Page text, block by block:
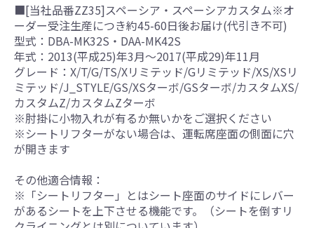
■[当社品番ZZ35]スペーシア・スペーシアカスタム※オ
ーダー受注生産につき約45-60日後お届け(代引き不可)
型式：DBA-MK32S・DAA-MK42S
年式：2013(平成25)年3月～2017(平成29)年11月
グレード：X/T/G/TS/Xリミテッド/Gリミテッド/XS/XSリ
ミテッド/J_STYLE/GS/XSターボ/GSターボ/カスタムXS/
カスタムZ/カスタムZターボ
※肘掛に小物入れが有るか無いかをご選択ください
※シートリフターがない場合は、運転席座面の側面に穴
が開きます
その他適合情報：
※「シートリフター」とはシート座面のサイドにレバー
があるシートを上下させる機能です。（シートを倒すリ